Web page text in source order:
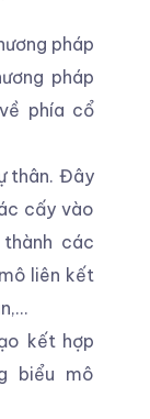
pháp
pháp
phía cổ
thân. Đây
cấy vào
các
liên kết
kết hợp
biểu mô